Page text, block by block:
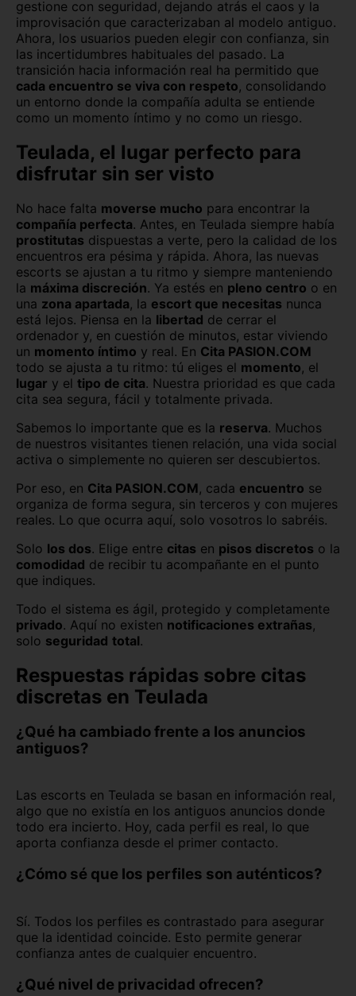
gestione con seguridad, dejando atrás el caos y la
improvisación que caracterizaban al modelo antiguo.
Ahora, los usuarios pueden elegir con confianza, sin
las incertidumbres habituales del pasado. La
transición hacia información real ha permitido que
cada encuentro se viva con respeto, consolidando
un entorno donde la compañía adulta se entiende
como un momento íntimo y no como un riesgo.
Teulada, el lugar perfecto para
disfrutar sin ser visto
No hace falta moverse mucho para encontrar la
compañía perfecta. Antes, en Teulada siempre había
prostitutas dispuestas a verte, pero la calidad de los
encuentros era pésima y rápida. Ahora, las nuevas
escorts se ajustan a tu ritmo y siempre manteniendo
la máxima discreción. Ya estés en pleno centro o en
una zona apartada, la escort que necesitas nunca
está lejos. Piensa en la libertad de cerrar el
ordenador y, en cuestión de minutos, estar viviendo
un momento íntimo y real. En Cita PASION.COM
todo se ajusta a tu ritmo: tú eliges el momento, el
lugar y el tipo de cita. Nuestra prioridad es que cada
cita sea segura, fácil y totalmente privada.
Sabemos lo importante que es la reserva. Muchos
de nuestros visitantes tienen relación, una vida social
activa o simplemente no quieren ser descubiertos.
Por eso, en Cita PASION.COM, cada encuentro se
organiza de forma segura, sin terceros y con mujeres
reales. Lo que ocurra aquí, solo vosotros lo sabréis.
Solo los dos. Elige entre citas en pisos discretos o la
comodidad de recibir tu acompañante en el punto
que indiques.
Todo el sistema es ágil, protegido y completamente
privado. Aquí no existen notificaciones extrañas,
solo seguridad total.
Respuestas rápidas sobre citas
discretas en Teulada
¿Qué ha cambiado frente a los anuncios
antiguos?
Las escorts en Teulada se basan en información real,
algo que no existía en los antiguos anuncios donde
todo era incierto. Hoy, cada perfil es real, lo que
aporta confianza desde el primer contacto.
¿Cómo sé que los perfiles son auténticos?
Sí. Todos los perfiles es contrastado para asegurar
que la identidad coincide. Esto permite generar
confianza antes de cualquier encuentro.
¿Qué nivel de privacidad ofrecen?